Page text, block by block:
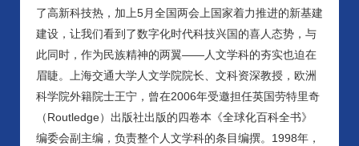
了高新科技热，加上5月全国两会上国家着力推进的新基建
建设，让我们看到了数字化时代科技兴国的喜人态势，与
此同时，作为民族精神的两翼——人文学科的夯实也迫在
眉睫。上海交通大学人文学院院长、文科资深教授，欧洲
科学院外籍院士王宁，曾在2006年受邀担任英国劳特里奇
（Routledge）出版社出版的四卷本《全球化百科全书》
编委会副主编，负责整个人文学科的条目编撰。1998年，